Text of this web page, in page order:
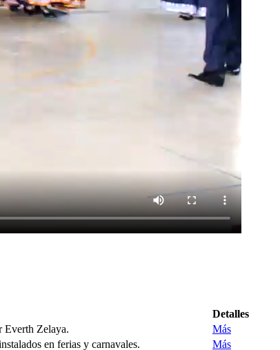
Detalles
Everth Zelaya.
Más
en ferias y carnavales. Más